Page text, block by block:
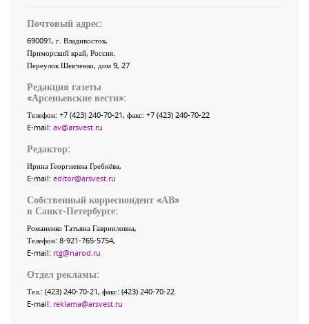
Почтовый адрес:
690091, г. Владивосток,
Приморский край, Россия.
Переулок Шевченко, дом 9, 27
Редакция газеты
«Арсеньевские вести»:
Телефон: +7 (423) 240-70-21, факс: +7 (423) 240-70-22
E-mail: av@arsvest.ru
Редактор:
Ирина Георгиевна Гребнёва,
E-mail: editor@arsvest.ru
Собственный корреспондент «АВ»
в Санкт-Петербурге:
Романенко Татьяна Гаврииловна,
Телефон: 8-921-765-5754,
E-mail: rtg@narod.ru
Отдел рекламы:
Тел.: (423) 240-70-21, факс: (423) 240-70-22
E-mail: reklama@arsvest.ru